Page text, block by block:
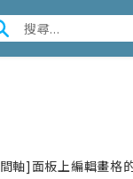
]面板上編輯畫格的